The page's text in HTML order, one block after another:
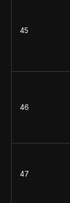
45
46
47